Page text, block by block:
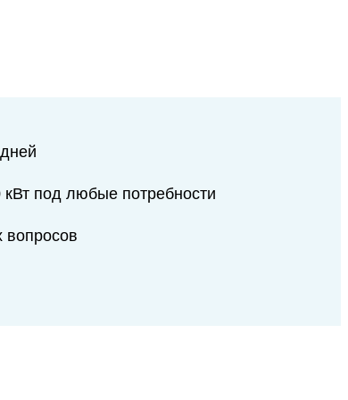
под любые потребности
вопросов